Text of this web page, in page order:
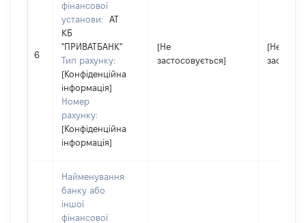
6
фінансової
установи:
АТ
КБ
"ПРИВАТБАНК"
Тип рахунку:
[Конфіденційна
інформація]
Номер
рахунку:
[Конфіденційна
інформація]
[Не
застосовується]
[Не
Найменування
банку або
іншої
фінансової